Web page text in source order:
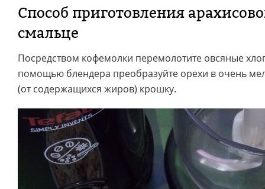
Способ приготовления
смальце
Посредством кофемолки перемолотите овсяные
помощью блендера преобразуйте орехи в очень
(от содержащихся жиров) крошку.